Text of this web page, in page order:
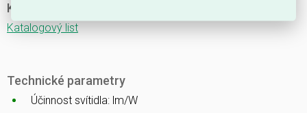
Ke stažení
Katalogový list
Technické parametry
Účinnost svítidla: lm/W